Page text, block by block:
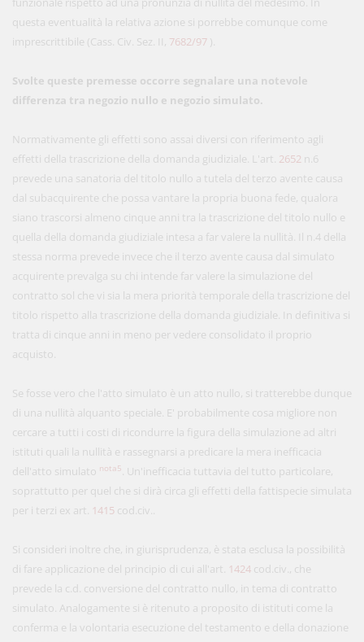
questa eventualità la relativa azione si porrebbe comunque come
imprescrittibile (Cass. Civ. Sez. II, 7682/97 ).
Svolte queste premesse occorre segnalare una notevole
differenza tra negozio nullo e negozio simulato.
Normativamente gli effetti sono assai diversi con riferimento agli
effetti della trascrizione della domanda giudiziale. L'art. 2652 n.6
prevede una sanatoria del titolo nullo a tutela del terzo avente causa
dal subacquirente che possa vantare la propria buona fede, qualora
siano trascorsi almeno cinque anni tra la trascrizione del titolo nullo e
quella della domanda giudiziale intesa a far valere la nullità. Il n.4 della
stessa norma prevede invece che il terzo avente causa dal simulato
acquirente prevalga su chi intende far valere la simulazione del
contratto sol che vi sia la mera priorità temporale della trascrizione del
titolo rispetto alla trascrizione della domanda giudiziale. In definitiva si
tratta di cinque anni in meno per vedere consolidato il proprio
acquisto.
Se fosse vero che l'atto simulato è un atto nullo, si tratterebbe dunque
di una nullità alquanto speciale. E' probabilmente cosa migliore non
cercare a tutti i costi di ricondurre la figura della simulazione ad altri
istituti quali la nullità e rassegnarsi a predicare la mera inefficacia
dell'atto simulato nota5
. Un'inefficacia tuttavia del tutto particolare,
soprattutto per quel che si dirà circa gli effetti della fattispecie simulata
per i terzi ex art. 1415 cod.civ..
Si consideri inoltre che, in giurisprudenza, è stata esclusa la possibilità
di fare applicazione del principio di cui all'art. 1424 cod.civ., che
prevede la c.d. conversione del contratto nullo, in tema di contratto
simulato. Analogamente si è ritenuto a proposito di istituti come la
conferma e la volontaria esecuzione del testamento e della donazione